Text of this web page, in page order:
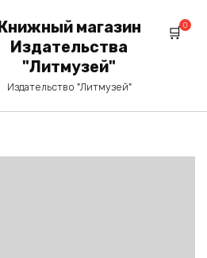
Книжный магазин
Издательства
"Литмузей"
Издательство "Литмузей"
0